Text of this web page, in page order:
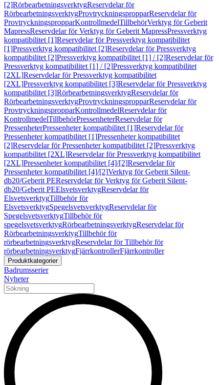
[2]RörbearbetningsverktygReservdelar för
RörbearbetningsverktygProvtryckningspropparReservdelar för
ProvtryckningspropparKontrollmedelTillbehörVerktyg för Geberit
MapressReservdelar för Verktyg för Geberit MapressPressverktyg
kompatibilitet [1]Reservdelar för Pressverktyg kompatibilitet
[1]Pressverktyg kompatibilitet [2]Reservdelar för Pressverktyg
kompatibilitet [2]Pressverktyg kompatibilitet [1] / [2]Reservdelar för
Pressverktyg kompatibilitet [1] / [2]Pressverktyg kompatibilitet
[2XL]Reservdelar för Pressverktyg kompatibilitet
[2XL]Pressverktyg kompatibilitet [3]Reservdelar för Pressverktyg
kompatibilitet [3]RörbearbetningsverktygReservdelar för
RörbearbetningsverktygProvtryckningspropparReservdelar för
ProvtryckningspropparKontrollmedelReservdelar för
KontrollmedelTillbehörPressenheterReservdelar för
PressenheterPressenheter kompatibilitet [1]Reservdelar för
Pressenheter kompatibilitet [1]Pressenheter kompatibilitet
[2]Reservdelar för Pressenheter kompatibilitet [2]Pressverktyg
kompatibilitet [2XL]Reservdelar för Pressverktyg kompatibilitet
[2XL]Pressenheter kompatibilitet [4]/[2]Reservdelar för
Pressenheter kompatibilitet [4]/[2]Verktyg för Geberit Silent-
db20/Geberit PEReservdelar för Verktyg för Geberit Silent-
db20/Geberit PEElsvetsverktygReservdelar för
ElsvetsverktygTillbehör för
ElsvetsverktygSpegelsvetsverktygReservdelar för
SpegelsvetsverktygTillbehör för
spegelsvetsverktygRörbearbetningsverktygReservdelar för
RörbearbetningsverktygTillbehör för
rörbearbetningsverktygReservdelar för Tillbehör för
rörbearbetningsverktygFjärrkontrollerFjärrkontroller
Produktkategorier
Badrumsserier
Nyheter